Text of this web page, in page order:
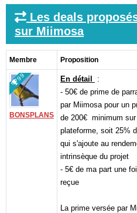
Les deals
sur Miimosa
Membre Proposition
99
BONSPLANS
En détail
:
- 50€ de prime de
par Miimosa pour un
de 200€ minimum
plateforme, soit 25%
qui s'ajoute au
intrinsèque du projet
- 5€ de ma part une
reçue
La prime versée par